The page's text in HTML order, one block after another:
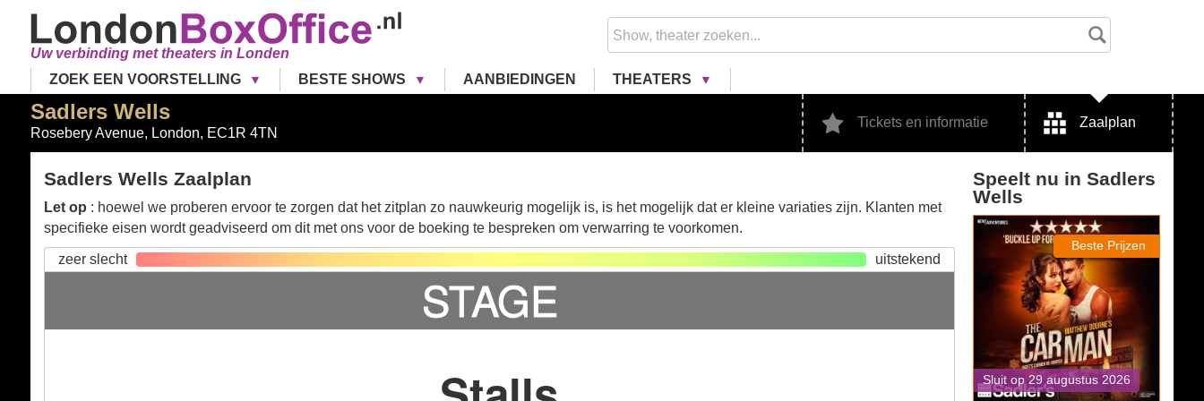
Uw verbinding met theaters in Londen
ZOEK EEN VOORSTELLING
BESTE SHOWS AANBIEDINGEN THEATERS
Sadlers Wells
Rosebery Avenue, London, EC1R 4TN
Tickets en informatie Zaalplan
Sadlers Wells Zaalplan
Let op : hoewel we proberen ervoor te zorgen dat het zitplan zo nauwkeurig mogelijk is, is het mogelijk dat er kleine variaties zijn. Klanten met
specifieke eisen wordt geadviseerd om dit met ons voor de boeking te bespreken om verwarring te voorkomen.
zeer slecht uitstekend
STAGE
Speelt nu in Sadlers
Wells
Beste Prijzen
Sluit op 29 augustus 2026
The Car Man